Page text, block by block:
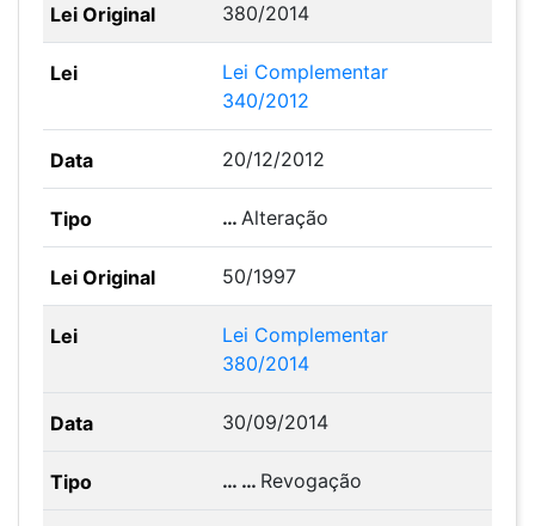
380/2014
Lei Complementar
340/2012
20/12/2012
…Alteração
50/1997
Lei Complementar
380/2014
30/09/2014
… … Revogação